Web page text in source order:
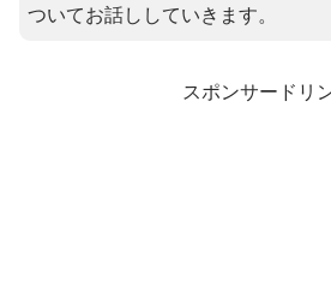
ついてお話ししていきます。
スポンサードリ